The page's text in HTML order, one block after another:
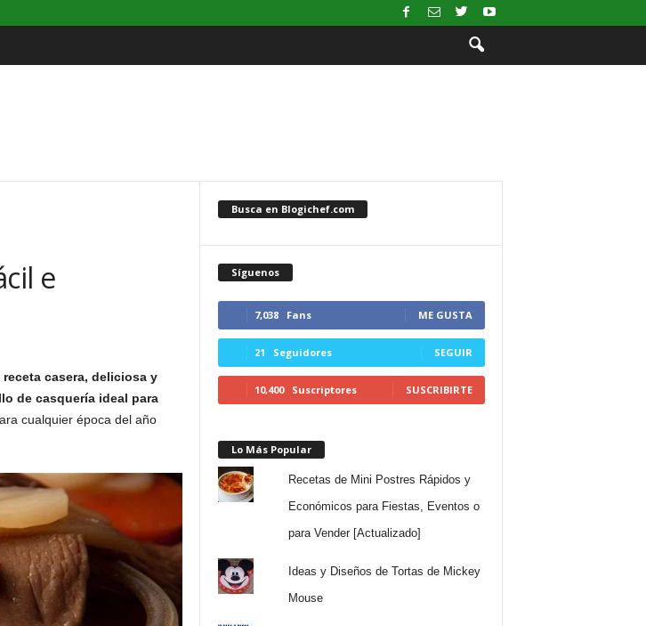
e
casera, deliciosa y
de casquería ideal para
cualquier época del año
Busca en Blogichef.com
Síguenos
7,038 Fans ME GUSTA
21 Seguidores SEGUIR
10,400 Suscriptores SUSCRIBIRTE
Lo Más Popular
Recetas de Mini Postres Rápidos y
Económicos para Fiestas, Eventos o
para Vender [Actualizado]
Ideas y Diseños de Tortas de Mickey
Mouse